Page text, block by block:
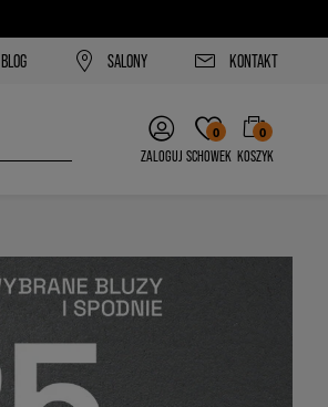
BLOG SALONY KONTAKT
ZALOGUJ
0
SCHOWEK
0
KOSZYK